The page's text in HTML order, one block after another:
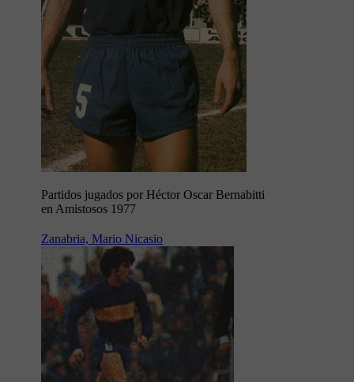
Partidos jugados por Héctor Oscar Bernabitti
en Amistosos 1977
Zanabria, Mario Nicasio